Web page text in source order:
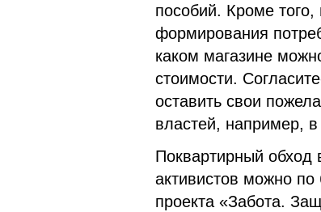
пособий. Кроме
формирования
каком магазине
стоимости.
оставить свои
властей, например,
Поквартирный обход
активистов можно
проекта «Забота.